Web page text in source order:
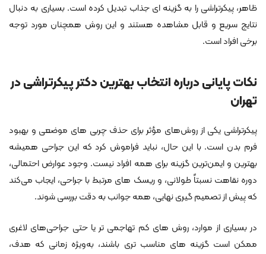
ظاهر، پیکرتراشی را به گزینه‌ ای جذاب تبدیل کرده است. بسیاری به دنبال
نتایج سریع و قابل مشاهده هستند و این روش همچنان مورد توجه
برخی افراد است.
نکات پایانی درباره انتخاب بهترین دکتر پیکرتراشی در
تهران
پیکرتراشی یکی از روش‌های مؤثر برای حذف چربی‌ های موضعی و بهبود
فرم بدن است. با این حال، نباید فراموش کرد که این جراحی همیشه
بهترین و ایمن‌ترین گزینه برای همه افراد نیست. وجود عوارض احتمالی،
دوره نقاهت نسبتاً طولانی، و ریسک‌ های مرتبط با جراحی، ایجاب می‌کند
که پیش از تصمیم‌ گیری نهایی، همه جوانب به دقت بررسی شوند.
در بسیاری از موارد، روش‌ های کم‌ تهاجمی تر یا حتی جراحی‌های لاغری
ممکن است گزینه‌ های مناسب‌ تری باشند، به‌ویژه زمانی که هدف،